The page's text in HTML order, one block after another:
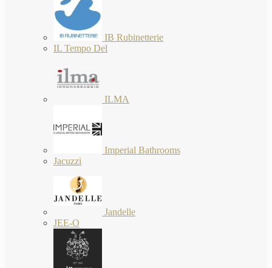
IB Rubinetterie
IL Tempo Del
ILMA
Imperial Bathrooms
Jacuzzi
Jandelle
JEE-O